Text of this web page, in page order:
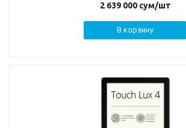
2 639 000сум/шт
В корзину